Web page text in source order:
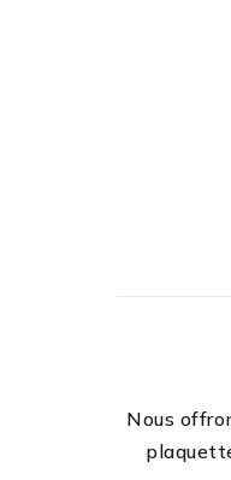
Nous